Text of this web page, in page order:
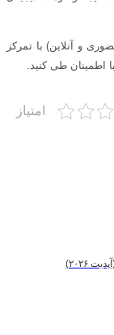
و آنلاین) با تمرکز
اطمینان طی کنید.
امتیاز
۲۰۲۶)